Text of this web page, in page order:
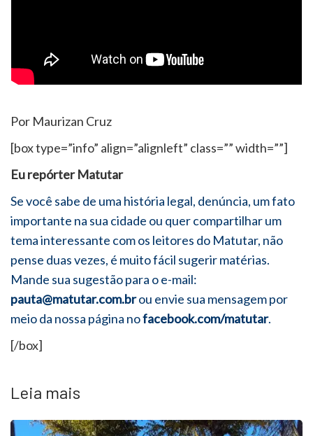
Por Maurizan Cruz
[box type=”info” align=”alignleft” class=”” width=””]
Eu repórter Matutar
Se você sabe de uma história legal, denúncia, um fato
importante na sua cidade ou quer compartilhar um
tema interessante com os leitores do Matutar, não
pense duas vezes, é muito fácil sugerir matérias.
Mande sua sugestão para o e-mail:
pauta@matutar.com.brou envie sua mensagem por
meio da nossa página nofacebook.com/matutar.
[/box]
Leia mais